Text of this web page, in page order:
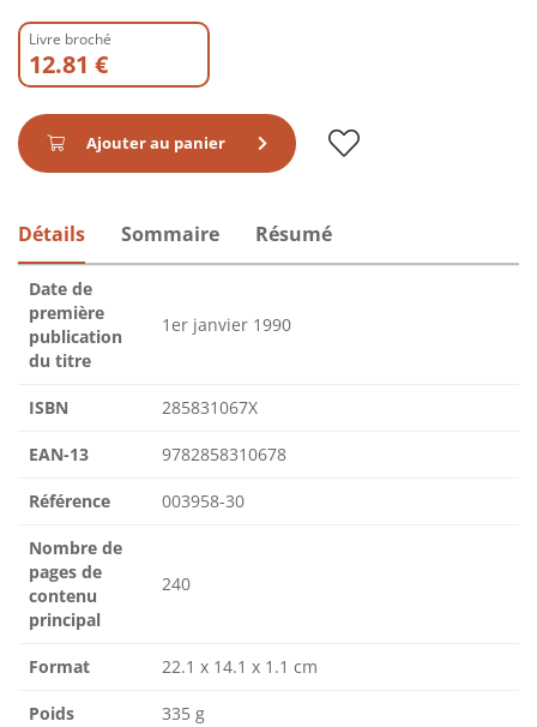
Livre broché
12.81 €
Ajouter au panier
Détails Sommaire Résumé
Date de
première
publication
du titre
1er janvier 1990
ISBN 285831067X
EAN-13 9782858310678
Référence 003958-30
Nombre de
pages de
contenu
principal
240
Format 22.1 x 14.1 x 1.1 cm
Poids 335 g